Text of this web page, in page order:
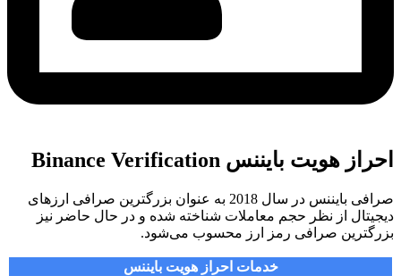
احراز هویت بایننس Binance Verification
صرافی بایننس در سال 2018 به عنوان بزرگترین صرافی ارزهای
دیجیتال از نظر حجم معاملات شناخته شده و در حال حاضر نیز
بزرگترین صرافی رمز ارز محسوب می‌شود.
خدمات احراز هویت بایننس